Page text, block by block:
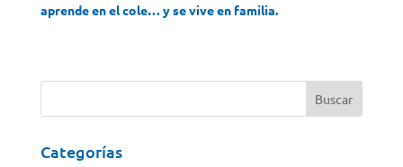
aprende en el cole… y se vive en familia.
Categorías